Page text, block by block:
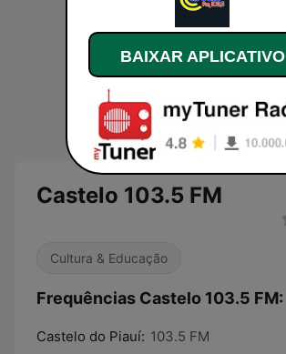
Castelo 103.5 FM
Cultura & Educação
Frequências Castelo 103.5 FM:
Castelo do Piauí: 103.5 FM
BAIXAR APLICATIVO